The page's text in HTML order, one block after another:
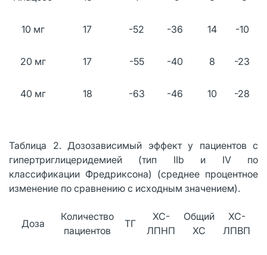
10 мг 17 -52 -36 14 -10
20 мг 17 -55 -40 8 -23
40 мг 18 -63 -46 10 -28
Таблица 2. Дозозависимый эффект у пациентов с
гипертриглицеридемией (тип ΙΙb и ΙV по
классификации Фредриксона) (среднее процентное
изменение по сравнению с исходным значением).
Доза
Количество
пациентов
ТГ
ХС-
ЛПНП
Общий
ХС
ХС-
ЛПВП